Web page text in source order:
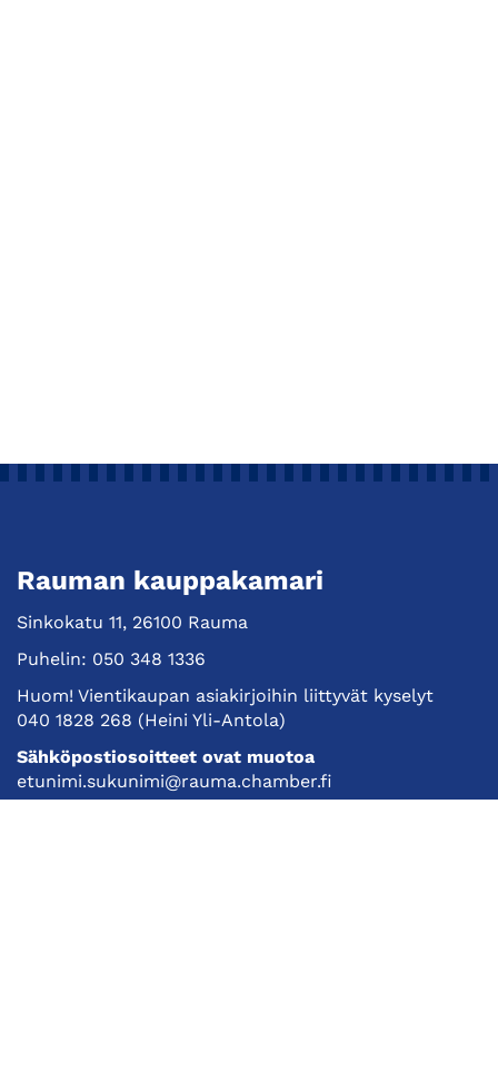
Rauman kauppakamari
Sinkokatu 11, 26100 Rauma
Puhelin: 050 348 1336
Huom! Vientikaupan asiakirjoihin liittyvät kyselyt
040 1828 268 (Heini Yli-Antola)
Sähköpostiosoitteet ovat muotoa
etunimi.sukunimi@rauma.chamber.fi